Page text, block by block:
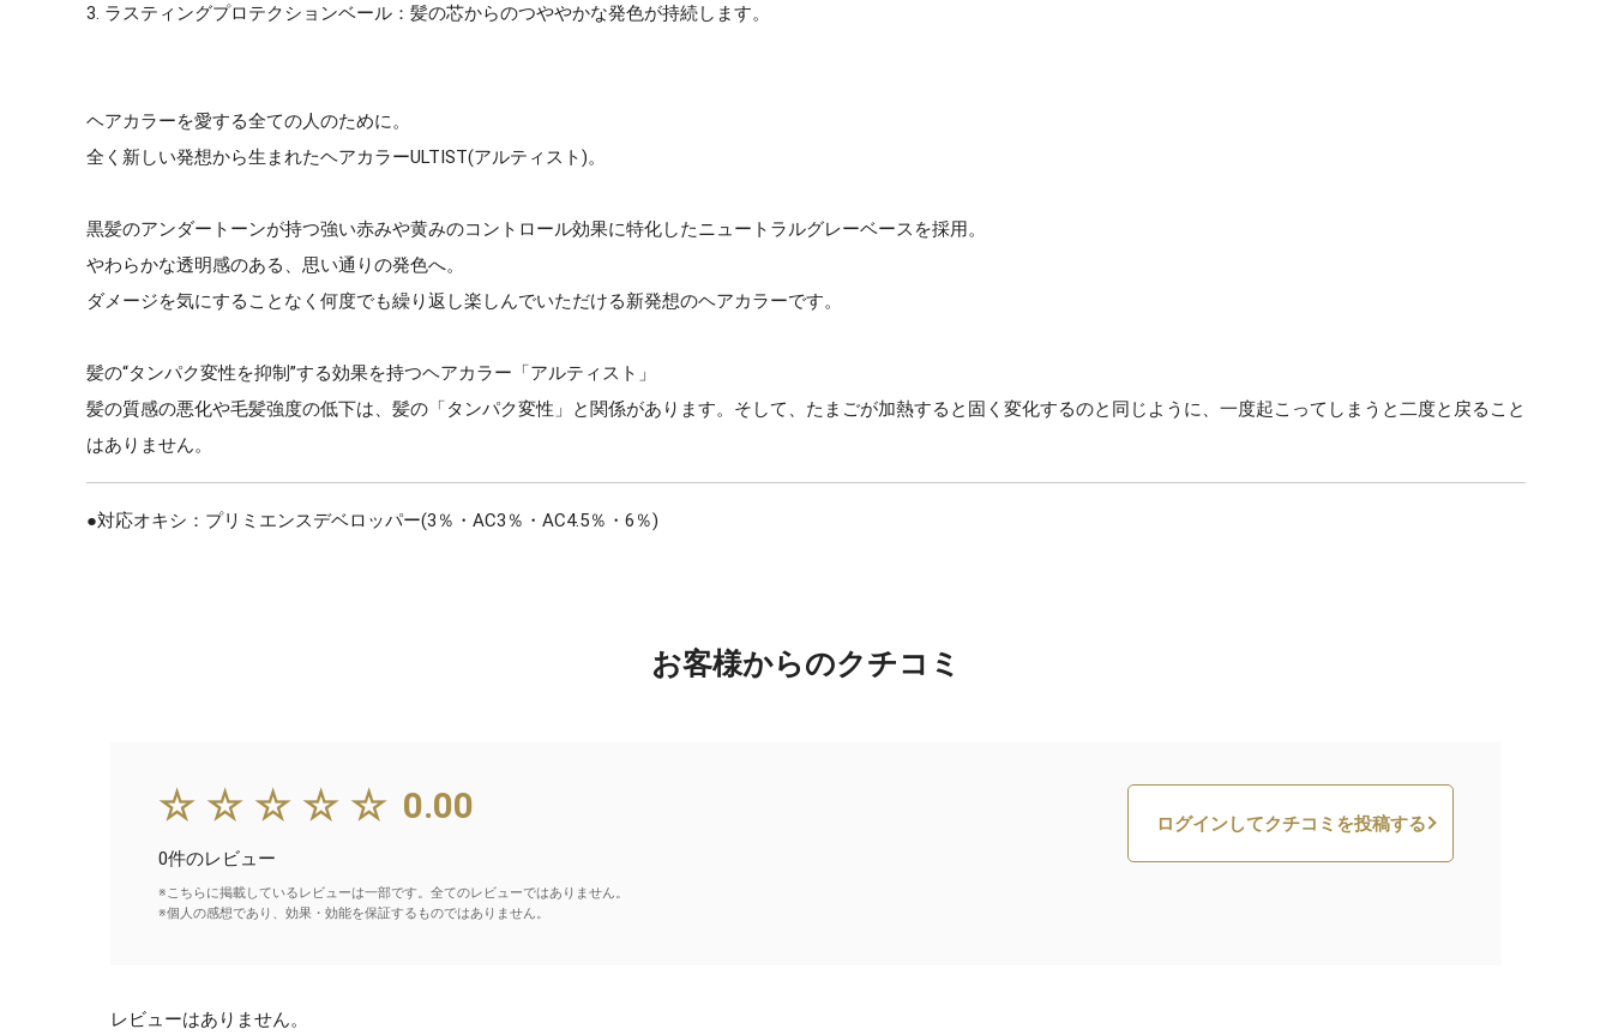
3. ラスティングプロテクションベール：髪の芯からのつややかな発色が持続します。
ヘアカラーを愛する全ての人のために。
全く新しい発想から生まれたヘアカラーULTIST(アルティスト)。
黒髪のアンダートーンが持つ強い赤みや黄みのコントロール効果に特化したニュートラルグレーベースを採用。
やわらかな透明感のある、思い通りの発色へ。
ダメージを気にすることなく何度でも繰り返し楽しんでいただける新発想のヘアカラーです。
髪の“タンパク変性を抑制”する効果を持つヘアカラー「アルティスト」
髪の質感の悪化や毛髪強度の低下は、髪の「タンパク変性」と関係があります。そして、たまごが加熱すると固く変化するのと同じように、一度起こってしまうと二度と戻ること
はありません。
●対応オキシ：プリミエンスデベロッパー(3％・AC3％・AC4.5％・6％)
お客様からのクチコミ
☆☆☆☆☆ 0.00
0件のレビュー
※こちらに掲載しているレビューは一部です。全てのレビューではありません。
※個人の感想であり、効果・効能を保証するものではありません。
ログインしてクチコミを投稿する
レビューはありません。